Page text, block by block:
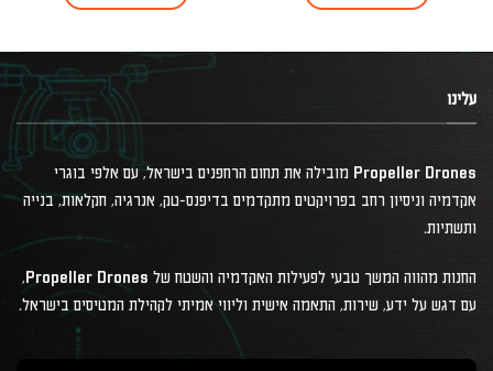
עלינו
Propeller Drones מובילה את תחום הרחפנים בישראל, עם אלפי בוגרי
אקדמיה וניסיון רחב בפרויקטים מתקדמים בדיפנס-טק, אנרגיה, חקלאות, בנייה
ותשתיות.
החנות מהווה המשך טבעי לפעילות האקדמיה והשטח של Propeller Drones,
עם דגש על ידע, שירות, התאמה אישית וליווי אמיתי לקהילת המטיסים בישראל.